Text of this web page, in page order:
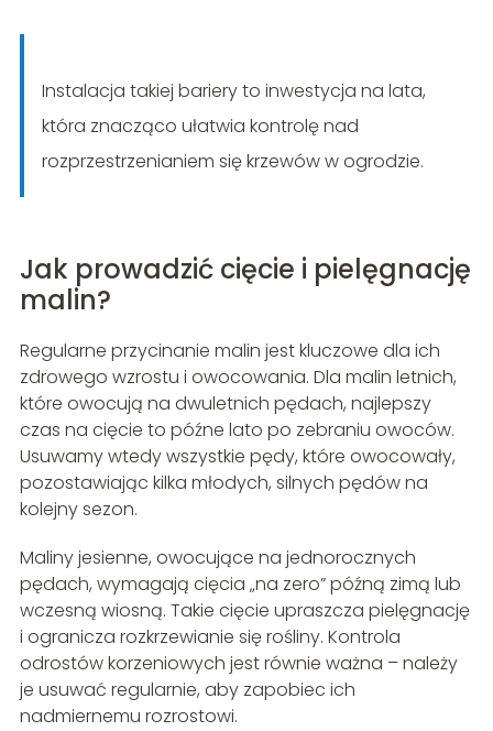
Instalacja takiej bariery to inwestycja na lata,
która znacząco ułatwia kontrolę nad
rozprzestrzenianiem się krzewów w ogrodzie.
Jak prowadzić cięcie i pielęgnację
malin?
Regularne przycinanie malin jest kluczowe dla ich
zdrowego wzrostu i owocowania. Dla malin letnich,
które owocują na dwuletnich pędach, najlepszy
czas na cięcie to późne lato po zebraniu owoców.
Usuwamy wtedy wszystkie pędy, które owocowały,
pozostawiając kilka młodych, silnych pędów na
kolejny sezon.
Maliny jesienne, owocujące na jednorocznych
pędach, wymagają cięcia „na zero” późną zimą lub
wczesną wiosną. Takie cięcie upraszcza pielęgnację
i ogranicza rozkrzewianie się rośliny. Kontrola
odrostów korzeniowych jest równie ważna – należy
je usuwać regularnie, aby zapobiec ich
nadmiernemu rozrostowi.